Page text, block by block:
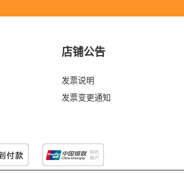
店铺公告
发票说明
发票变更通知